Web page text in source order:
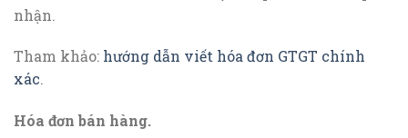
nhận.
Tham khảo: hướng dẫn viết hóa đơn GTGT chính
xác.
Hóa đơn bán hàng.